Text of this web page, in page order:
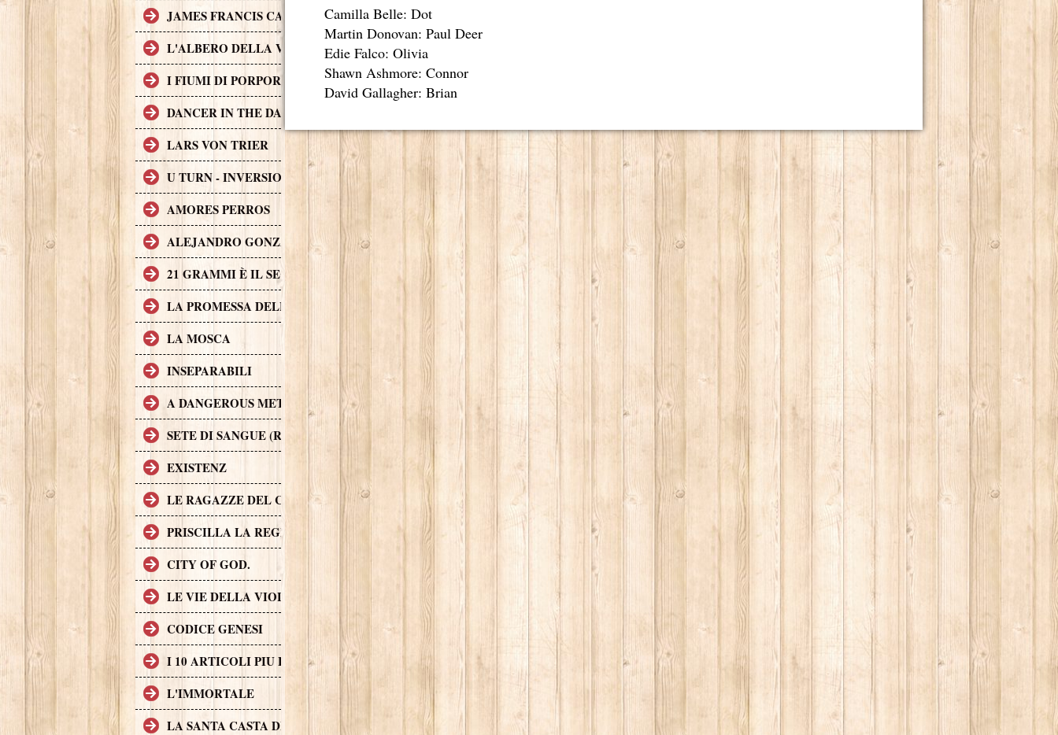
JAMES FRANCIS CAMERON
L'ALBERO DELLA VITA
I FIUMI DI PORPORA
DANCER IN THE DARK
LARS VON TRIER
U TURN - INVERSIONE DI MARCIA
AMORES PERROS
ALEJANDRO GONZÁLEZ IÑÁRRITU
21 GRAMMI È IL SECONDO FILM DELLA COSIDDETTA TRILOGIA SULLA MORTE
LA PROMESSA DELL'ASSASSINO
LA MOSCA
INSEPARABILI
A DANGEROUS METHOD
SETE DI SANGUE (RABID)
EXISTENZ
LE RAGAZZE DEL COYOTE UGLY
PRISCILLA LA REGINA DEL DESERTO
CITY OF GOD.
LE VIE DELLA VIOLENZA
CODICE GENESI
I 10 ARTICOLI PIU LETTI SUL SITO RACCOMANDATI SE TI PIACCIONO NEL MESE DI APRILE 2014.
L'IMMORTALE
LA SANTA CASTA DELLA CHIESA
Camilla Belle: Dot
Martin Donovan: Paul Deer
Edie Falco: Olivia
Shawn Ashmore: Connor
David Gallagher: Brian